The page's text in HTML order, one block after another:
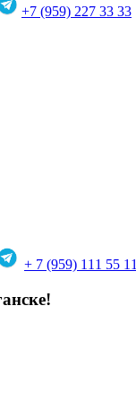
+7 (959) 227 33 33
+ 7 (959) 111 55 11